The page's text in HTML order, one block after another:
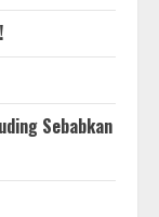
Sebabkan